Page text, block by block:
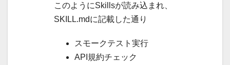
このようにSkillsが読み込まれ、
SKILL.mdに記載した通り
スモークテスト実行
API規約チェック